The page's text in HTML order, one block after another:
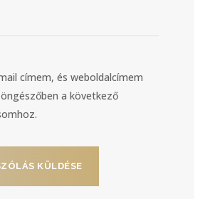
címem, és weboldalcímem
a következő